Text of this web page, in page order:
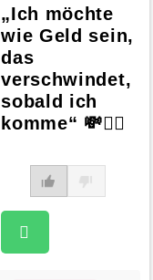
„Ich möchte
wie Geld sein,
das
verschwindet,
sobald ich
komme“ 💸🏃‍♀️